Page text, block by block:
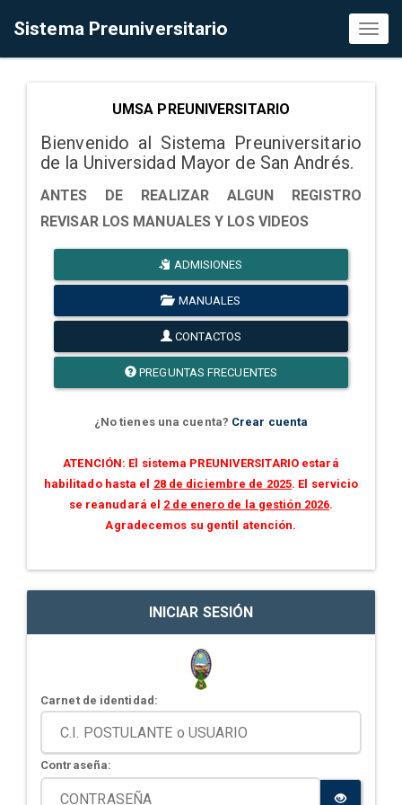
Sistema Preuniversitario
UMSA PREUNIVERSITARIO
Bienvenido al Sistema Preuniversitario
de la Universidad Mayor de San Andrés.
ANTES DE REALIZAR ALGUN REGISTRO
REVISAR LOS MANUALES Y LOS VIDEOS
ADMISIONES
MANUALES
CONTACTOS
PREGUNTAS FRECUENTES
¿No tienes una cuenta? Crear cuenta
ATENCIÓN: El sistema PREUNIVERSITARIO estará
habilitado hasta el 28 de diciembre de 2025. El servicio
se reanudará el 2 de enero de la gestión 2026.
Agradecemos su gentil atención.
INICIAR SESIÓN
Carnet de identidad:
Contraseña: